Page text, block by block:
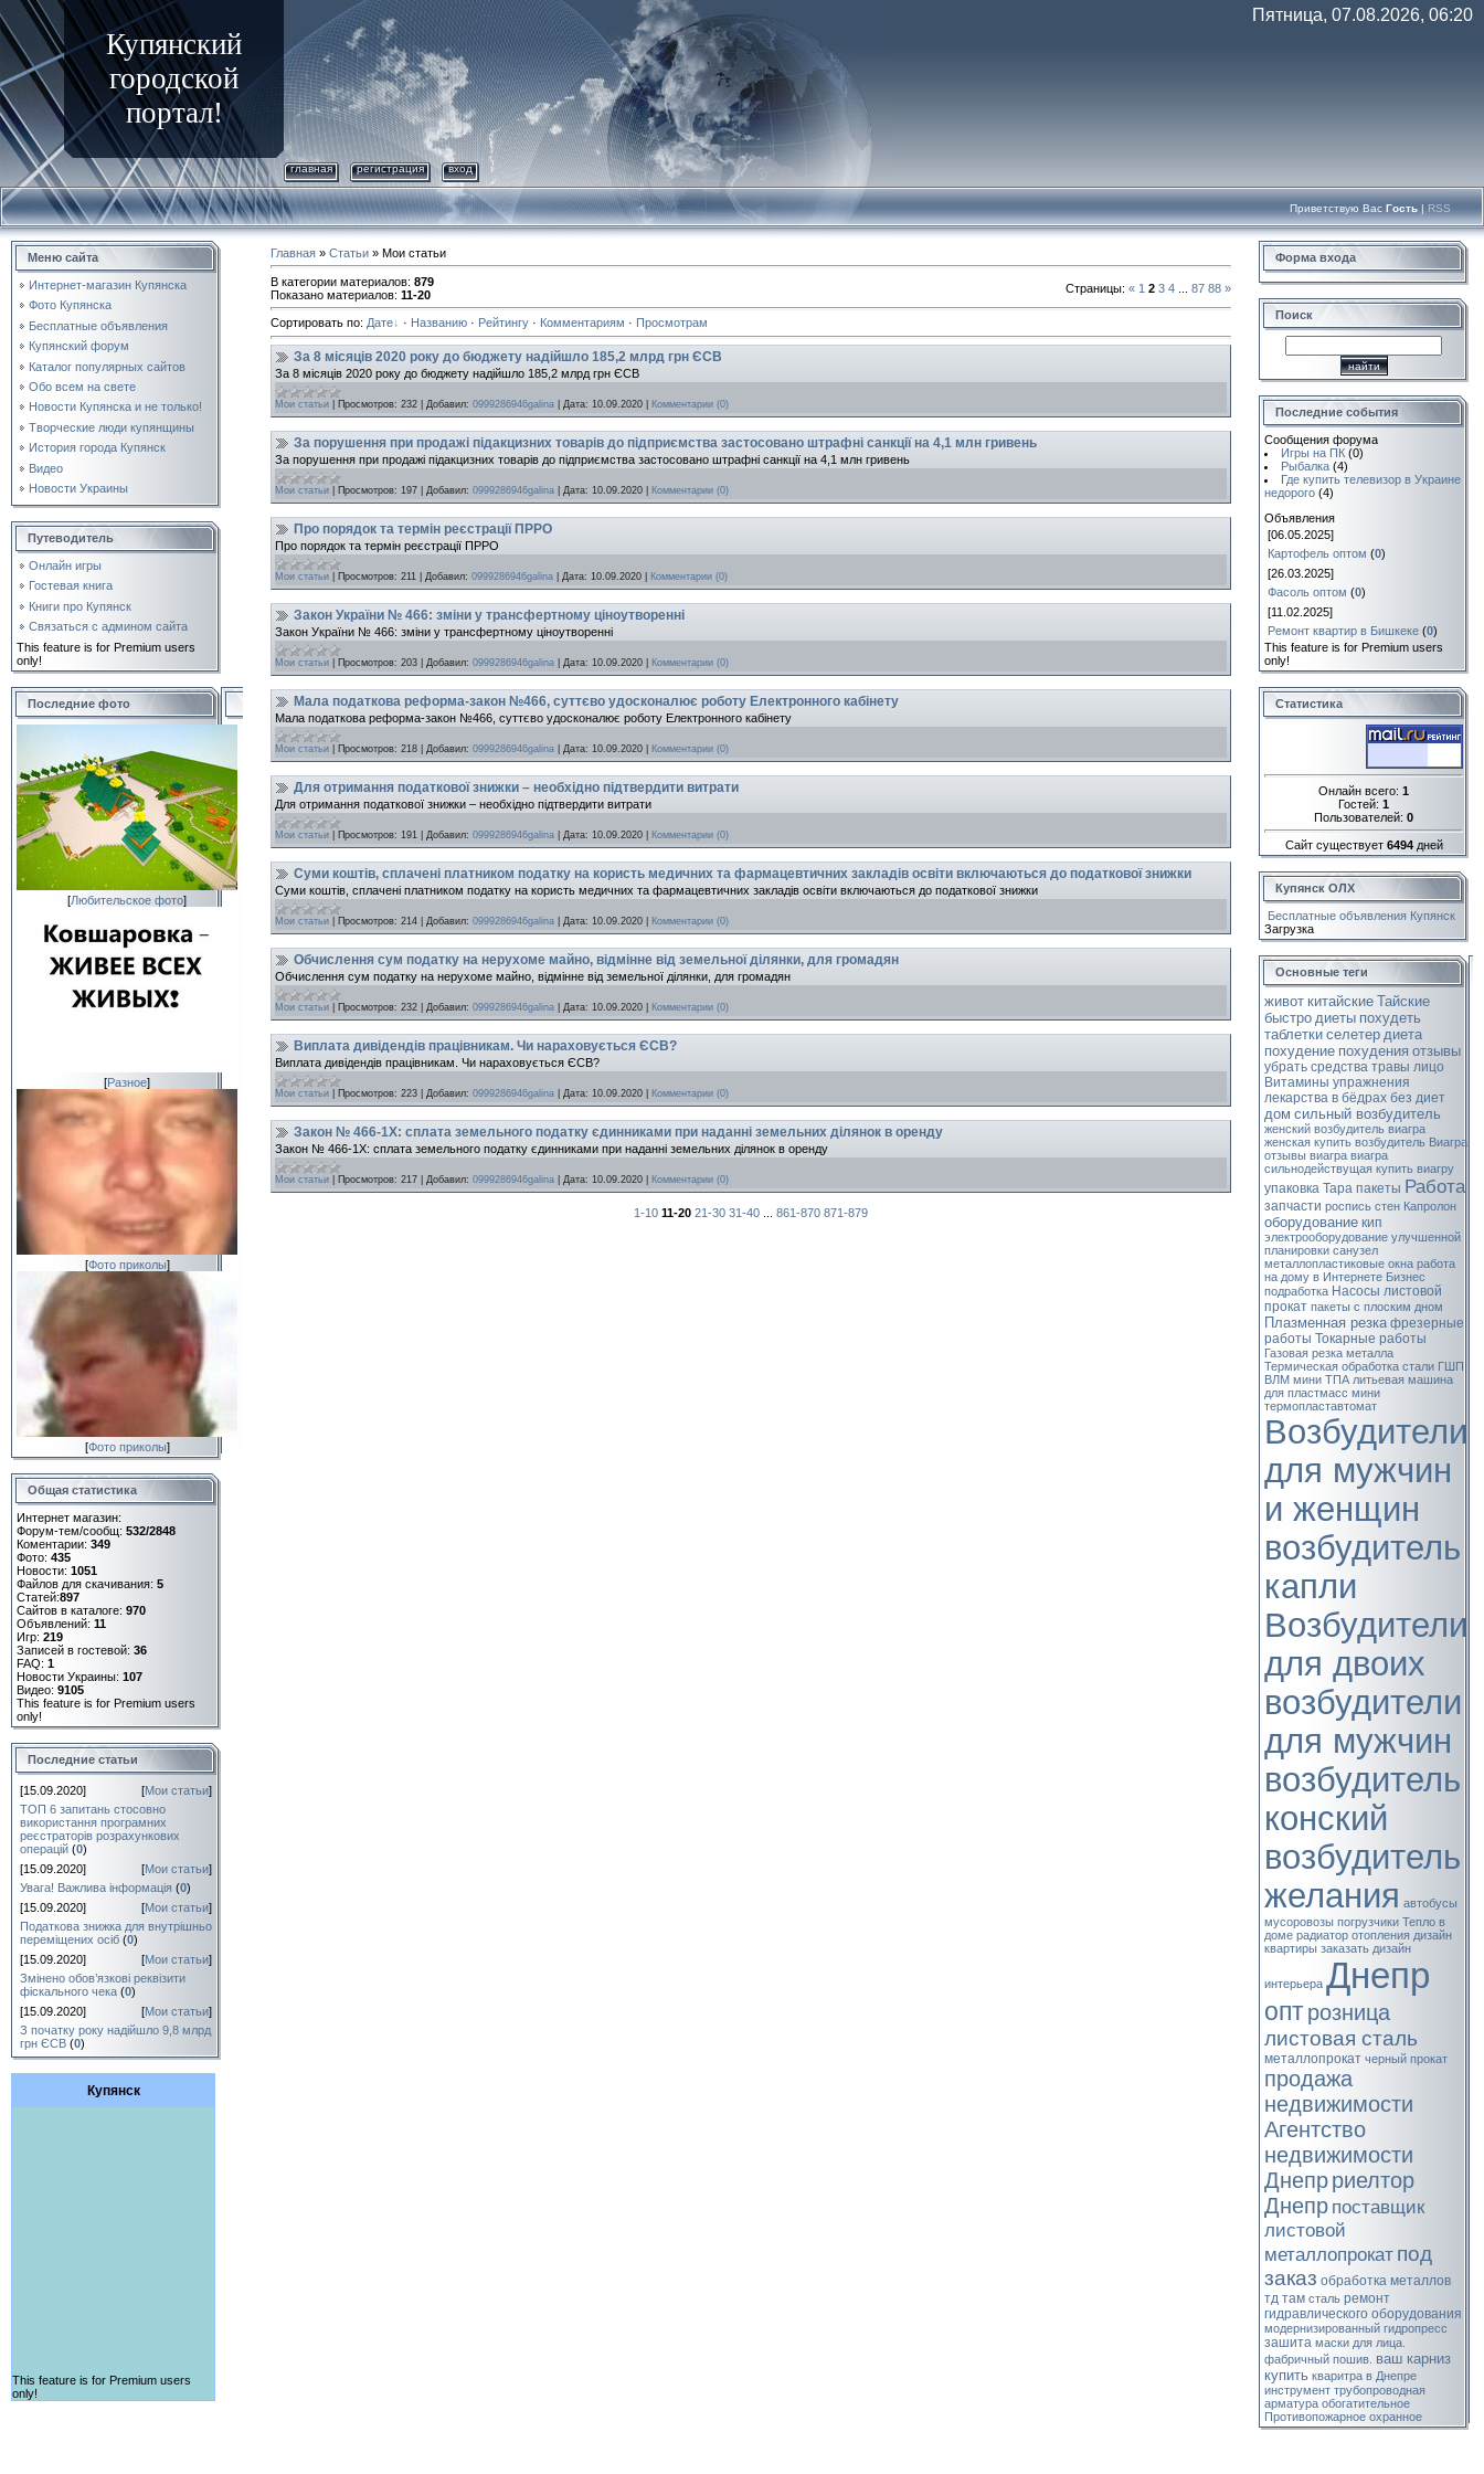
Купянский
городской
портал!
Пятница, 07.08.2026, 06:20
главная регистрация вход
Приветствую Вас Гость | RSS
Меню сайта
Интернет-магазин Купянска
Фото Купянска
Бесплатные объявления
Купянский форум
Каталог популярных сайтов
Обо всем на свете
Новости Купянска и не только!
Творческие люди купянщины
История города Купянск
Видео
Новости Украины
Путеводитель
Онлайн игры
Гостевая книга
Книги про Купянск
Связаться с админом сайта
This feature is for Premium users
only!
Последние фото
[Любительское фото]
[Разное]
[Фото приколы]
[Фото приколы]
Общая статистика
Интернет магазин:
Форум-тем/сообщ: 532/2848
Коментарии: 349
Фото: 435
Новости: 1051
Файлов для скачивания: 5
Статей:897
Сайтов в каталоге: 970
Объявлений: 11
Игр: 219
Записей в гостевой: 36
FAQ: 1
Новости Украины: 107
Видео: 9105
This feature is for Premium users
only!
Последние статьи
[15.09.2020] [Мои статьи]
ТОП 6 запитань стосовно
використання програмних
реєстраторів розрахункових
операцій (0)
[15.09.2020]
[Мои статьи]
Увага! Важлива інформація (0)
[15.09.2020]
[Мои статьи]
Податкова знижка для внутрішньо
переміщених осіб (0)
[15.09.2020]
[Мои статьи]
Змінено обов’язкові реквізити
фіскального чека (0)
[15.09.2020]
[Мои статьи]
З початку року надійшло 9,8 млрд
грн ЄСВ (0)
Купянск
This feature is for Premium users
only!
Главная » Статьи » Мои статьи
В категории материалов: 879
Показано материалов: 11-20 Страницы: « 1 2 3 4 87 88 »
Сортировать по: Дате · Названию · Рейтингу · Комментариям · Просмотрам
За 8 місяців 2020 року до бюджету надійшло 185,2 млрд грн ЄСВ
За 8 місяців 2020 року до бюджету надійшло 185,2 млрд грн ЄСВ
Мои статьи Просмотров: 232 Добавил: 0999286946galina Дата: 10.09.2020 Комментарии (0)
За порушення при продажі підакцизних товарів до підприємства застосовано штрафні санкції на 4,1 млн гривень
За порушення при продажі підакцизних товарів до підприємства застосовано штрафні санкції на 4,1 млн гривень
Мои статьи Просмотров: 197 Добавил: 0999286946galina Дата: 10.09.2020 Комментарии (0)
Про порядок та термін реєстрації ПРРО
Про порядок та термін реєстрації ПРРО
Мои статьи Просмотров: 211 Добавил: 0999286946galina Дата: 10.09.2020 Комментарии (0)
Закон України № 466: зміни у трансфертному ціноутворенні
Закон України № 466: зміни у трансфертному ціноутворенні
Мои статьи Просмотров: 203 Добавил: 0999286946galina Дата: 10.09.2020 Комментарии (0)
Мала податкова реформа-закон №466, суттєво удосконалює роботу Електронного кабінету
Мала податкова реформа-закон №466, суттєво удосконалює роботу Електронного кабінету
Мои статьи Просмотров: 218 Добавил: 0999286946galina Дата: 10.09.2020 Комментарии (0)
Для отримання податкової знижки – необхідно підтвердити витрати
Для отримання податкової знижки – необхідно підтвердити витрати
Мои статьи Просмотров: 191 Добавил: 0999286946galina Дата: 10.09.2020 Комментарии (0)
Суми коштів, сплачені платником податку на користь медичних та фармацевтичних закладів освіти включаються до податкової знижки
Суми коштів, сплачені платником податку на користь медичних та фармацевтичних закладів освіти включаються до податкової знижки
Мои статьи Просмотров: 214 Добавил: 0999286946galina Дата: 10.09.2020 Комментарии (0)
Обчислення сум податку на нерухоме майно, відмінне від земельної ділянки, для громадян
Обчислення сум податку на нерухоме майно, відмінне від земельної ділянки, для громадян
Мои статьи Просмотров: 232 Добавил: 0999286946galina Дата: 10.09.2020 Комментарии (0)
Виплата дивідендів працівникам. Чи нараховується ЄСВ?
Виплата дивідендів працівникам. Чи нараховується ЄСВ?
Мои статьи Просмотров: 223 Добавил: 0999286946galina Дата: 10.09.2020 Комментарии (0)
Закон № 466-1Х: сплата земельного податку єдинниками при наданні земельних ділянок в оренду
Закон № 466-1Х: сплата земельного податку єдинниками при наданні земельних ділянок в оренду
Мои статьи Просмотров: 217 Добавил: 0999286946galina Дата: 10.09.2020 Комментарии (0)
1-10 11-20 21-30 31-40 861-870 871-879
Форма входа
Поиск
Последние события
Сообщения форума
Игры на ПК (0)
Рыбалка (4)
Где купить телевизор в Украине
недорого (4)
Объявления
[06.05.2025]
Картофель оптом (0)
[26.03.2025]
Фасоль оптом (0)
[11.02.2025]
Ремонт квартир в Бишкеке (0)
This feature is for Premium users
only!
Статистика
Онлайн всего: 1
Гостей: 1
Пользователей: 0
Сайт существует 6494дней
Купянск ОЛХ
Бесплатные объявления Купянск
Загрузка
Основные теги
живот китайские Тайские
быстро диеты похудеть
таблетки селетер диета
похудение похудения отзывы
убрать средства травы лицо
Витамины упражнения
лекарства в бёдрах без диет
дом сильный возбудитель
женский возбудитель виагра
женская купить возбудитель Виагра
отзывы виагра виагра
сильнодействущая купить виагру
упаковка Тара пакеты Работа
запчасти роспись стен Капролон
оборудование кип
электрооборудование улучшенной
планировки санузел
металлопластиковые окна работа
на дому в Интернете Бизнес
подработка Насосы листовой
прокат пакеты с плоским дном
Плазменная резка фрезерные
работы Токарные работы
Газовая резка металла
Термическая обработка стали ГШП
ВЛМ мини ТПА литьевая машина
для пластмасс мини
термопластавтомат
Возбудители
для мужчин
и женщин
возбудитель
капли
Возбудители
для двоих
возбудители
для мужчин
возбудитель
конский
возбудитель
желания автобусы
мусоровозы погрузчики Тепло в
доме радиатор отопления дизайн
квартиры заказать дизайн
интерьера Днепр
оптрозница
листовая сталь
металлопрокат черный прокат
продажа
недвижимости
Агентство
недвижимости
Днепрриелтор
Днепр поставщик
листовой
металлопрокат под
заказ обработка металлов
тд там сталь ремонт
гидравлического оборудования
модернизированный гидропресс
зашита маски для лица.
фабричный пошив. ваш карниз
купить кваритра в Днепре
инструмент трубопроводная
арматура обогатительное
Противопожарное охранное